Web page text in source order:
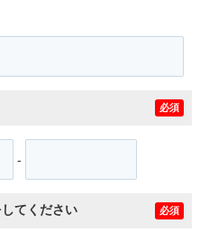
必須
-
てください 必須